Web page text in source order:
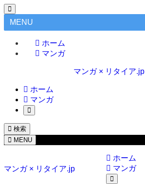
MENU
ホーム
マンガ
マンガ × リタイア.jp
ホーム
マンガ
検索
MENU
マンガ × リタイア.jp
ホーム
マンガ